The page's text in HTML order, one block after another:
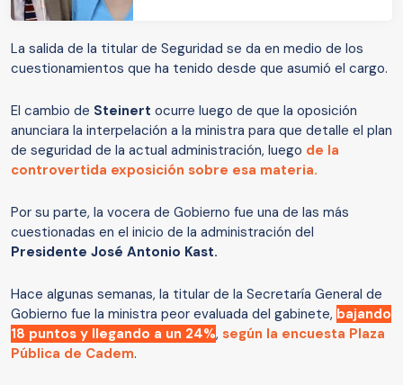
La salida de la titular de Seguridad se da en medio de los
cuestionamientos que ha tenido desde que asumió el cargo.
El cambio de Steinert ocurre luego de que la oposición
anunciara la interpelación a la ministra para que detalle el plan
de seguridad de la actual administración, luego de la
controvertida exposición sobre esa materia.
Por su parte, la vocera de Gobierno fue una de las más
cuestionadas en el inicio de la administración del
Presidente José Antonio Kast.
Hace algunas semanas, la titular de la Secretaría General de
Gobierno fue la ministra peor evaluada del gabinete, bajando
18 puntos y llegando a un 24%, según la encuesta Plaza
Pública de Cadem.